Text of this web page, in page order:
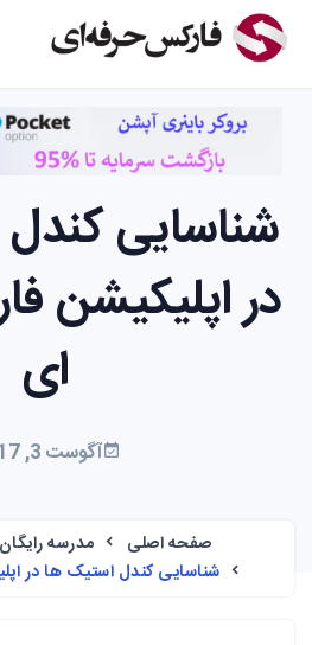
شناسایی
در اپلیکیشن
ای
آگوست 3, 2017
صفحه اصلی
مدرسه
شناسایی کندل استیک ها در